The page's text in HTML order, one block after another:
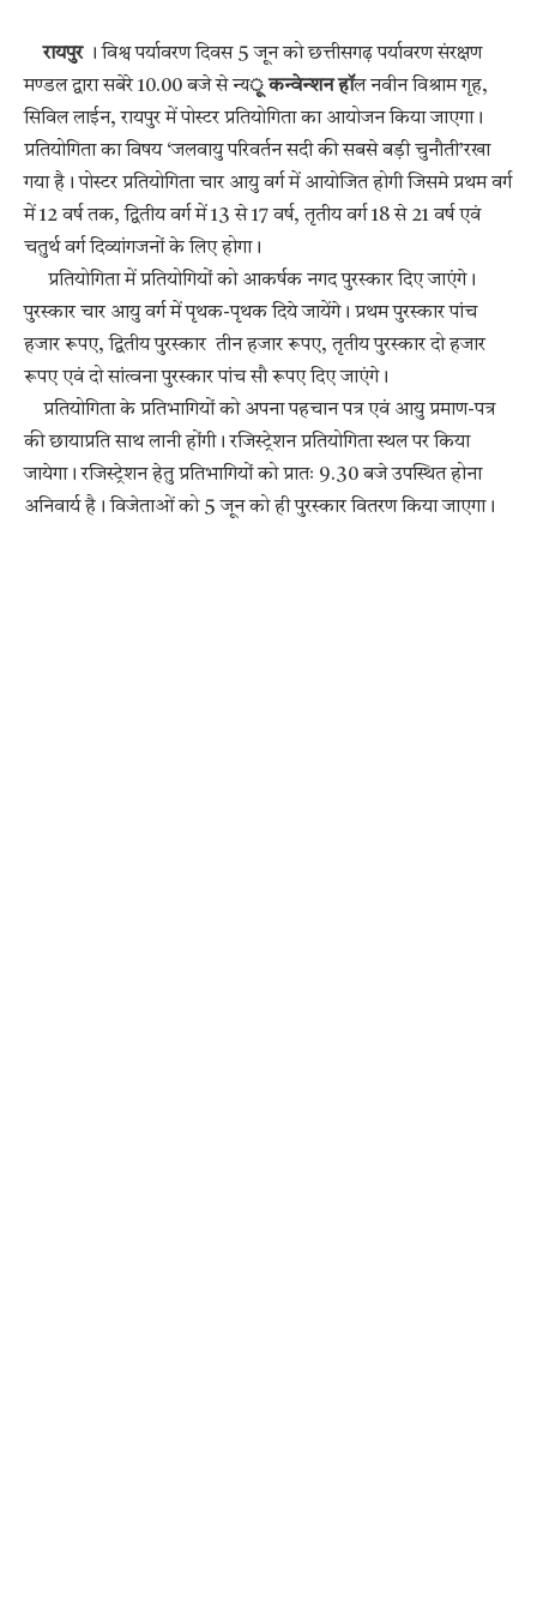
रायपुर। विश्व पर्यावरण दिवस 5 जून को छत्तीसगढ़ पर्यावरण संरक्षण
मण्डल द्वारा सबेरे 10.00 बजे से न्यू कन्वेन्शन हॉल नवीन विश्राम गृह,
सिविल लाईन, रायपुर में पोस्टर प्रतियोगिता का आयोजन किया जाएगा।
प्रतियोगिता का विषय ‘जलवायु परिवर्तन सदी की सबसे बड़ी चुनौती’रखा
गया है। पोस्टर प्रतियोगिता चार आयु वर्ग में आयोजित होगी जिसमे प्रथम वर्ग
में 12 वर्ष तक, द्वितीय वर्ग में 13 से 17 वर्ष, तृतीय वर्ग 18 से 21 वर्ष एवं
चतुर्थ वर्ग दिव्यांगजनों के लिए होगा।
प्रतियोगिता में प्रतियोगियों को आकर्षक नगद पुरस्कार दिए जाएंगे।
पुरस्कार चार आयु वर्ग में पृथक-पृथक दिये जायेंगे। प्रथम पुरस्कार पांच
हजार रूपए, द्वितीय पुरस्कार तीन हजार रूपए, तृतीय पुरस्कार दो हजार
रूपए एवं दो सांत्वना पुरस्कार पांच सौ रूपए दिए जाएंगे।
प्रतियोगिता के प्रतिभागियों को अपना पहचान पत्र एवं आयु प्रमाण-पत्र
की छायाप्रति साथ लानी होंगी। रजिस्ट्रेशन प्रतियोगिता स्थल पर किया
जायेगा। रजिस्ट्रेशन हेतु प्रतिभागियों को प्रातः 9.30 बजे उपस्थित होना
अनिवार्य है। विजेताओं को 5 जून को ही पुरस्कार वितरण किया जाएगा।